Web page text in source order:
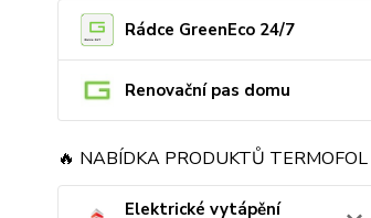
Rádce GreenEco 24/7
Renovační pas domu
🔥 NABÍDKA PRODUKTŮ TERMOFOL
Elektrické vytápění